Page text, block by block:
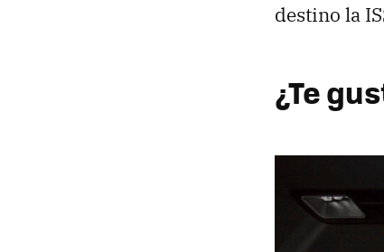
destino la
¿Te